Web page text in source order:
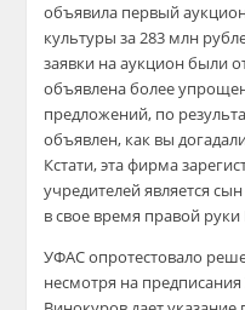
объявила первый
культуры за 283 млн
заявки на аукцион были
объявлена более
предложений, по
объявлен, как вы
Кстати, эта фирма
учредителей является
в свое время правой
УФАС опротестовало
несмотря на